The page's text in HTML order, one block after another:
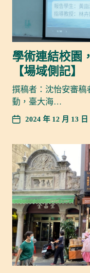
學術連結校園
【場域側記】
撰稿者：沈怡安審稿
動，臺大海…
2024 年 12 月 13 日